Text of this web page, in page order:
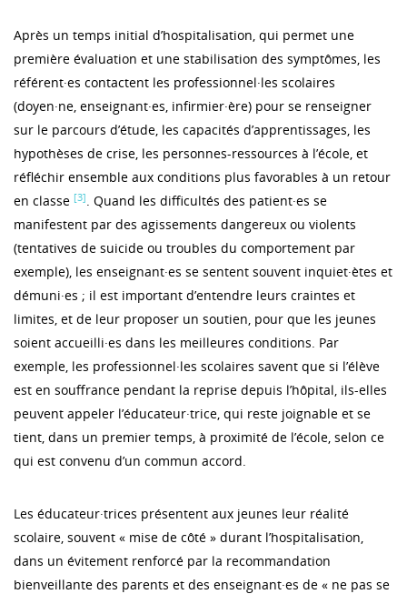
Après un temps initial d’hospitalisation, qui permet une
première évaluation et une stabilisation des symptômes, les
référent·es contactent les professionnel·les scolaires
(doyen·ne, enseignant·es, infirmier·ère) pour se renseigner
sur le parcours d’étude, les capacités d’apprentissages, les
hypothèses de crise, les personnes-ressources à l’école, et
réfléchir ensemble aux conditions plus favorables à un retour
en classe [3]. Quand les difficultés des patient·es se
manifestent par des agissements dangereux ou violents
(tentatives de suicide ou troubles du comportement par
exemple), les enseignant·es se sentent souvent inquiet·ètes et
démuni·es ; il est important d’entendre leurs craintes et
limites, et de leur proposer un soutien, pour que les jeunes
soient accueilli·es dans les meilleures conditions. Par
exemple, les professionnel·les scolaires savent que si l’élève
est en souffrance pendant la reprise depuis l’hôpital, ils-elles
peuvent appeler l’éducateur·trice, qui reste joignable et se
tient, dans un premier temps, à proximité de l’école, selon ce
qui est convenu d’un commun accord.
Les éducateur·trices présentent aux jeunes leur réalité
scolaire, souvent « mise de côté » durant l’hospitalisation,
dans un évitement renforcé par la recommandation
bienveillante des parents et des enseignant·es de « ne pas se